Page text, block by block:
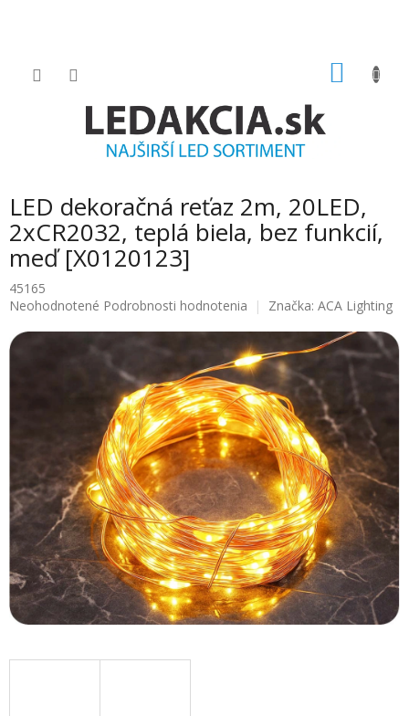
LED dekoračná reťaz 2m, 20LED,
2xCR2032, teplá biela, bez funkcií,
meď [X0120123]
45165
Priemerné
produktu
Neohodnotené Podrobnosti hodnotenia Značka: ACA Lighting